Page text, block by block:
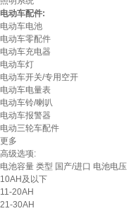
电动车配件:
电动车电池
电动车零配件
电动车充电器
电动车灯
电动车开关/专用空开
电动车电量表
电动车铃/喇叭
电动车报警器
电动三轮车配件
更多
高级选项:
电池容量 类型 国产/进口 电池电压
10AH及以下
11-20AH
21-30AH